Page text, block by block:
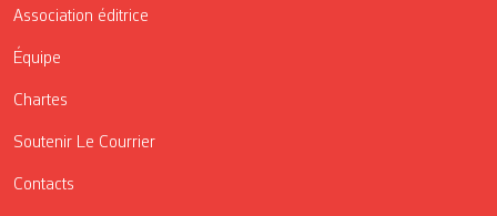
Association éditrice
Équipe
Chartes
Soutenir Le Courrier
Contacts